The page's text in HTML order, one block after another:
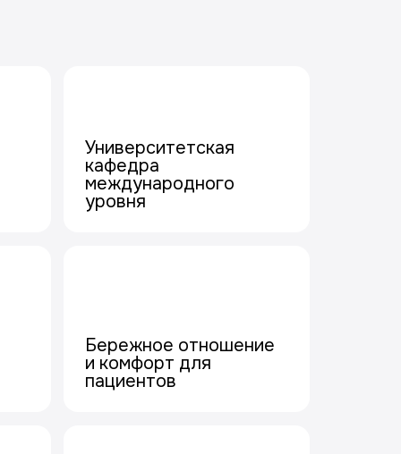
Университетская
кафедра
международного
уровня
Бережное отношение
и комфорт для
пациентов